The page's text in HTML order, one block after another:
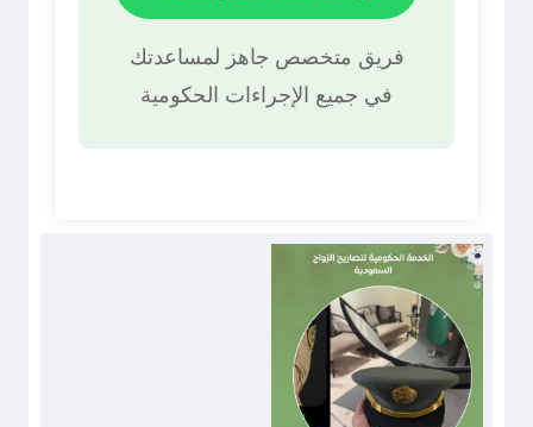
فريق متخصص جاهز لمساعدتك
في جميع الإجراءات الحكومية